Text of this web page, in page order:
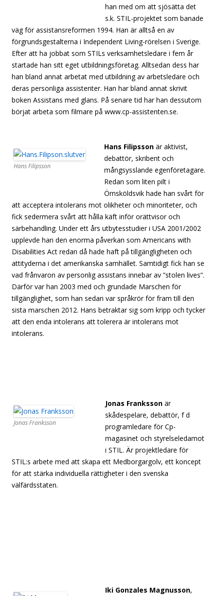
han med om att sjösätta det
s.k. STIL-projektet som banade
väg för assistansreformen 1994. Han är alltså en av
förgrundsgestalterna i Independent Living-rörelsen i Sverige.
Efter att ha jobbat som STILs verksamhetsledare i fem år
startade han sitt eget utbildningsföretag. Alltsedan dess har
han bland annat arbetat med utbildning av arbetsledare och
deras personliga assistenter. Han har bland annat skrivit
boken Assistans med glans. På senare tid har han dessutom
börjat arbeta som filmare på www.cp-assistenten.se.
Hans Filipsson
Hans Filipsson är aktivist,
debattör, skribent och
mångsysslande egenföretagare.
Redan som liten pilt i
Örnsköldsvik hade han svårt för
att acceptera intolerans mot olikheter och minoriteter, och
fick sedermera svårt att hålla käft inför orättvisor och
särbehandling. Under ett års utbytesstudier i USA 2001/2002
upplevde han den enorma påverkan som Americans with
Disabilities Act redan då hade haft på tillgängligheten och
attityderna i det amerikanska samhället. Samtidigt fick han se
vad frånvaron av personlig assistans innebar av ”stolen lives”.
Därför var han 2003 med och grundade Marschen för
tillgänglighet, som han sedan var språkrör för fram till den
sista marschen 2012. Hans betraktar sig som kripp och tycker
att den enda intolerans att tolerera är intolerans mot
intolerans.
Jonas Franksson
Jonas Franksson är
skådespelare, debattör, f d
programledare för Cp-
magasinet och styrelseledamot
i STIL. Är projektledare för
STIL:s arbete med att skapa ett Medborgargolv, ett koncept
för att stärka individuella rättigheter i den svenska
välfärdsstaten.
Iki Gonzales Magnusson,